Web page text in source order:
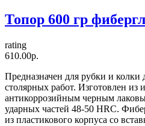
Топор 600 гр
rating
610.00р.
Предназначен для рубки и колки
столярных работ. Изготовлен из
антикоррозийным черным
ударных частей 48-50 HRC.
из пластикового корпуса со